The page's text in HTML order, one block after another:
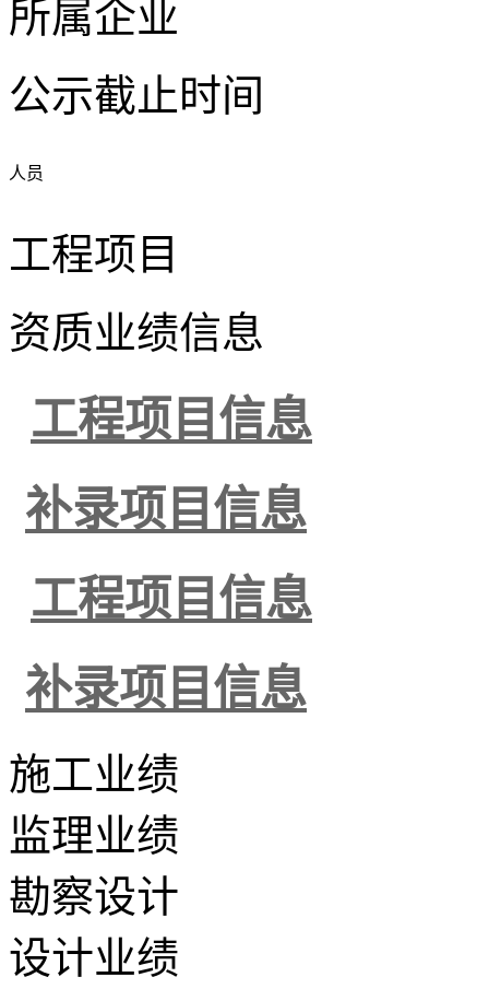
所属企业
公示截止时间
人员
工程项目
资质业绩信息
工程项目信息
补录项目信息
工程项目信息
补录项目信息
施工业绩
监理业绩
勘察设计
设计业绩